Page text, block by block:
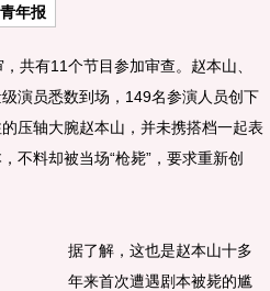
年报
有11个节目参加审查。赵本山、
演员悉数到场，149名参演人员创下
压轴大腕赵本山，并未携搭档一起表
不料却被当场“枪毙”，要求重新创
据了解，这也是赵本山十多
年来首次遭遇剧本被毙的尴